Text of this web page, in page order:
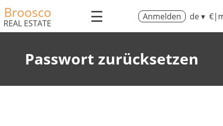
Broosco
REAL ESTATE ☰ Anmelden de ▾
Passwort zurücksetzen